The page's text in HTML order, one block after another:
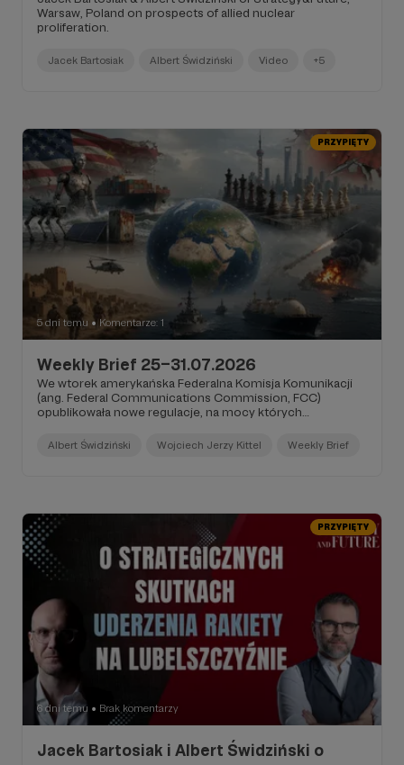
Warsaw, Poland on prospects of allied nuclear
proliferation.
Jacek Bartosiak Albert Świdziński Video +5
PRZYPIĘTY
5 dni temu ● Komentarze: 1
Weekly Brief 25–31.07.2026
We wtorek amerykańska Federalna Komisja Komunikacji
(ang. Federal Communications Commission, FCC)
opublikowała nowe regulacje, na mocy których
robotów dwu- i wielonożnych – a więc, ujmując rzecz
skrótowo, robotów humanoidalnych i robo-psów...
Albert Świdziński Wojciech Jerzy Kittel Weekly Brief
PRZYPIĘTY
6 dni temu ● Brak komentarzy
Jacek Bartosiak i Albert Świdziński o